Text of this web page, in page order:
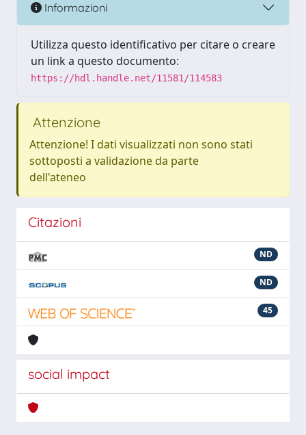
Informazioni
Utilizza questo identificativo per citare o creare
un link a questo documento:
https://hdl.handle.net/11581/114583
Attenzione
Attenzione! I dati visualizzati non sono stati
sottoposti a validazione da parte
dell'ateneo
Citazioni
ND
ND
45
social impact